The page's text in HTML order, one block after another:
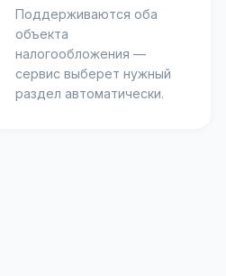
Поддерживаются оба
объекта
налогообложения —
сервис выберет нужный
раздел автоматически.